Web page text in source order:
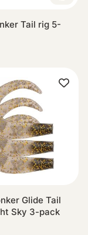
Tail rig 5-
Glide Tail
Sky 3-pack